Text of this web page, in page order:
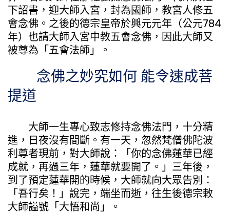
下詔書，迎大師入宮，封為國師，教宮人修五
會念佛。之後的德宗皇帝於興元元年（公元784
年）也請大師入宮中教五會念佛，因此大師又
被尊為「五會法師」。
念佛之妙究如何 能令速成菩
提道
大師一生專心致志修持念佛法門，十分精
進，日夜沒有間斷。有一天，忽然梵僧佛陀波
利尊者現前，對大師說：「你的念佛蓮華已經
成就，再過三年，蓮華就要開了。」三年後，
到了預定蓮華開的時候，大師就向大眾告別：
「吾行矣！」說完，端坐而逝，往生後德宗敕
大師謚號「大悟和尚」。